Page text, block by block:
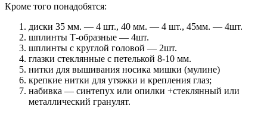
Кроме того понадобятся:
диски 35 мм. — 4 шт., 40 мм. — 4 шт., 45мм. — 4шт.
шплинты Т-образные — 4шт.
шплинты с круглой головой — 2шт.
глазки стеклянные с петелькой 8-10 мм.
нитки для вышивания носика мишки (мулине)
крепкие нитки для утяжки и крепления глаз;
набивка — синтепух или опилки +стеклянный или
металлический гранулят.